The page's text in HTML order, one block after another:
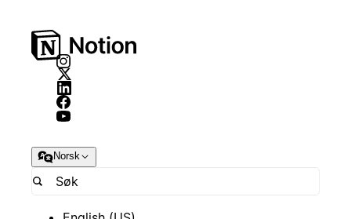
Norsk